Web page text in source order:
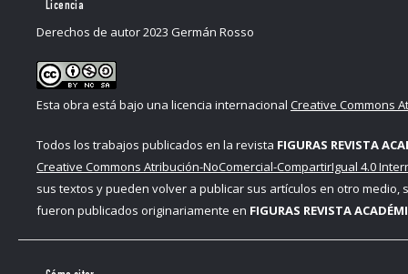
Licencia
Derechos de autor 2023 Germán Rosso
Esta obra está bajo una licencia internacional Creative Commons
Todos los trabajos publicados en la revista FIGURAS REVISTA
Creative Commons Atribución-NoComercial-CompartirIgual 4.0
sus textos y pueden volver a publicar sus artículos en otro
fueron publicados originariamente en FIGURAS REVISTA